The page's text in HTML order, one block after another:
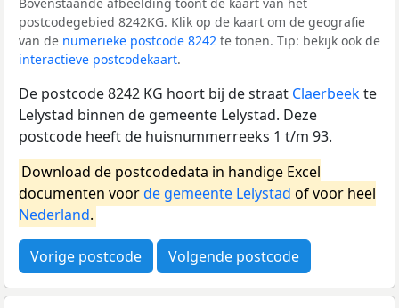
Bovenstaande afbeelding toont de kaart van het
postcodegebied 8242KG. Klik op de kaart om de geografie
van de numerieke postcode 8242 te tonen. Tip: bekijk ook de
interactieve postcodekaart.
De postcode 8242 KG hoort bij de straat Claerbeekte
Lelystad binnen de gemeente Lelystad. Deze
postcode heeft de huisnummerreeks 1 t/m 93.
Download de postcodedata in handige Excel
documenten voorde gemeente Lelystad of voor heel
Nederland.
Vorige postcode Volgende postcode